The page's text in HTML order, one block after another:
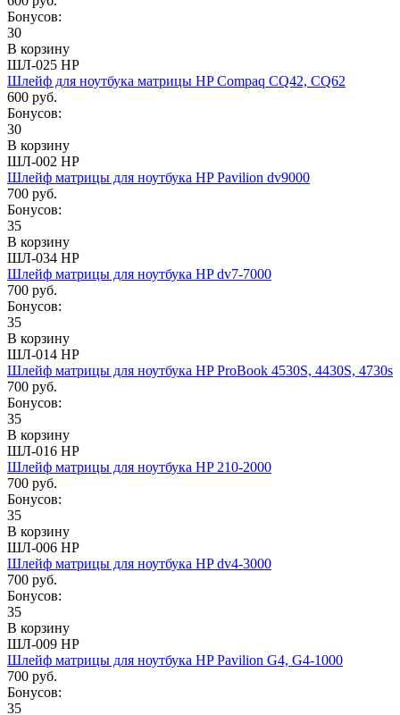
Бонусов:
30
В корзину
ШЛ-025 HP
Шлейф для ноутбука матрицы HP Compaq CQ42, CQ62
600 руб.
Бонусов:
30
В корзину
ШЛ-002 HP
Шлейф матрицы для ноутбука HP Pavilion dv9000
700 руб.
Бонусов:
35
В корзину
ШЛ-034 HP
Шлейф матрицы для ноутбука HP dv7-7000
700 руб.
Бонусов:
35
В корзину
ШЛ-014 HP
Шлейф матрицы для ноутбука HP ProBook 4530S, 4430S, 4730s
700 руб.
Бонусов:
35
В корзину
ШЛ-016 HP
Шлейф матрицы для ноутбука HP 210-2000
700 руб.
Бонусов:
35
В корзину
ШЛ-006 HP
Шлейф матрицы для ноутбука HP dv4-3000
700 руб.
Бонусов:
35
В корзину
ШЛ-009 HP
Шлейф матрицы для ноутбука HP Pavilion G4, G4-1000
700 руб.
Бонусов:
35